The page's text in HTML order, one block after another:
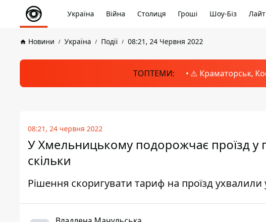
Україна Війна Столиця Гроші Шоу-Біз Лайт
Новини Україна Події 08:21, 24 Червня 2022
ТОПТЕМИ: ⚠️ Краматорськ,
08:21, 24 червня 2022
У Хмельницькому подорожчає проїзд у
скільки
Рішення скоригувати тариф на проїзд ухвалили